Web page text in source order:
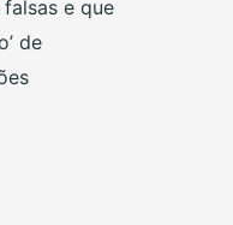
e que
de